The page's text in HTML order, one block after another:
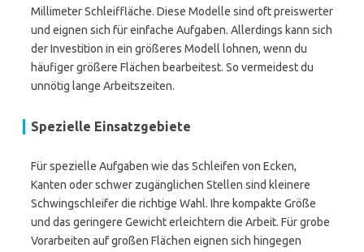
Millimeter Schleiffläche. Diese Modelle sind oft preiswerter
und eignen sich für einfache Aufgaben. Allerdings kann sich
der Investition in ein größeres Modell lohnen, wenn du
häufiger größere Flächen bearbeitest. So vermeidest du
unnötig lange Arbeitszeiten.
Spezielle Einsatzgebiete
Für spezielle Aufgaben wie das Schleifen von Ecken,
Kanten oder schwer zugänglichen Stellen sind kleinere
Schwingschleifer die richtige Wahl. Ihre kompakte Größe
und das geringere Gewicht erleichtern die Arbeit. Für grobe
Vorarbeiten auf großen Flächen eignen sich hingegen